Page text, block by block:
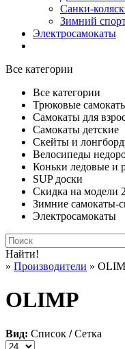
Санки-
Зимний
Электросамокаты
Все категории
Все категории
Трюковые
Самокаты для
Самокаты детские
Cкейты и
Велосипеды
Коньки ледовые и
SUP доски
Скидка на модели
Зимние самокаты-
Электросамокаты
Найти!
» Производители »
OLIMP
Вид: Список / Сетка